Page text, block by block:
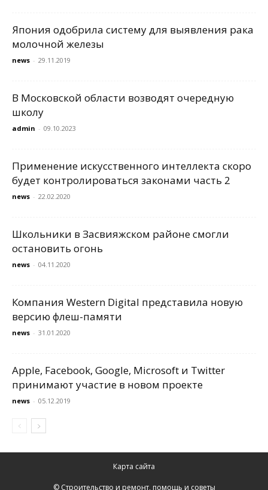
Япония одобрила систему для выявления рака
молочной железы
news - 29.11.2019
В Московской области возводят очередную
школу
admin - 09.10.2023
Применение искусственного интеллекта скоро
будет контролироваться законами часть 2
news - 22.02.2020
Школьники в Засвияжском районе смогли
остановить огонь
news - 04.11.2020
Компания Western Digital представила новую
версию флеш-памяти
news - 31.01.2020
Apple, Facebook, Google, Microsoft и Twitter
принимают участие в новом проекте
news - 05.12.2019
Карта сайта
© Строительство и ремонт, помощь и советы